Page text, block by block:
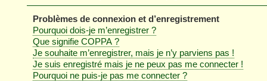
Problèmes de connexion et d’enregistrement
Pourquoi dois-je m’enregistrer ?
Que signifie COPPA ?
Je souhaite m’enregistrer, mais je n’y parviens pas !
Je suis enregistré mais je ne peux pas me connecter !
Pourquoi ne puis-je pas me connecter ?